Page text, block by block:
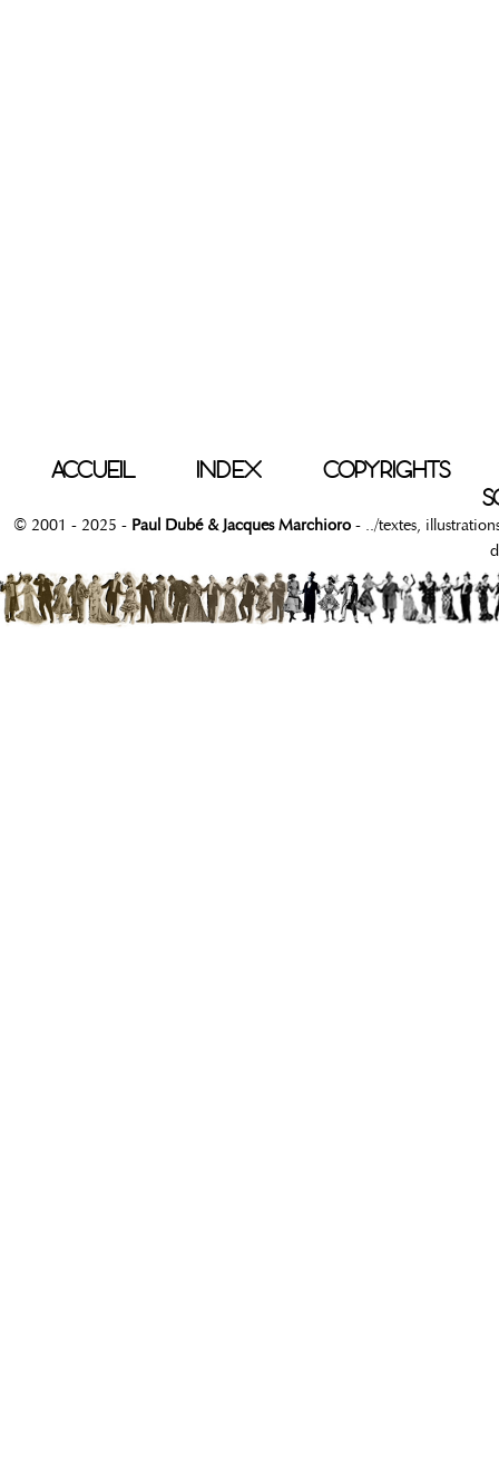
ACCUEIL INDEX
COPYRIGHTS
© 2001 - 2025 - Paul Dubé & Jacques Marchioro - ../textes,